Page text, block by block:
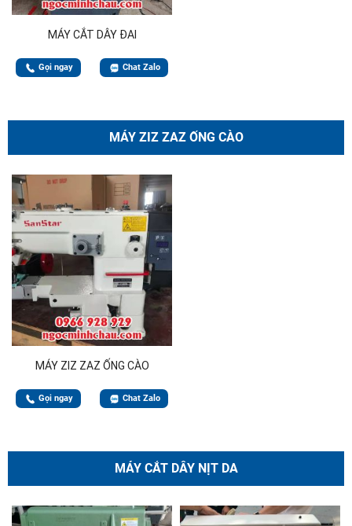
MÁY CẮT DÂY ĐAI
Gọi ngay Chat Zalo
MÁY ZIZ ZAZ ỐNG CÀO
MÁY ZIZ ZAZ ỐNG CÀO
Gọi ngay Chat Zalo
MÁY CẮT DÂY NỊT DA